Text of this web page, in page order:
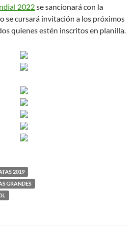
2022se sancionará con la
se cursará invitación a los próximos
quienes estén inscritos en planilla.
2019
GRANDES